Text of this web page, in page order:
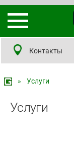
Контакты
» Услуги
Услуги